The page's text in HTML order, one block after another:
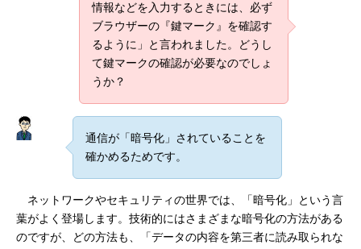
情報などを入力するときには、必ず
ブラウザーの『鍵マーク』を確認す
るように」と言われました。どうし
て鍵マークの確認が必要なのでしょ
うか？
通信が「暗号化」されていることを
確かめるためです。
ネットワークやセキュリティの世界では、「暗号化」という言
葉がよく登場します。技術的にはさまざまな暗号化の方法がある
のですが、どの方法も、「データの内容を第三者に読み取られな